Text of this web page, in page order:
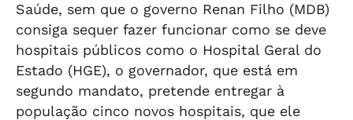
Saúde, sem que o governo Renan Filho (MDB)
consiga sequer fazer funcionar como se deve
hospitais públicos como o Hospital Geral do
Estado (HGE), o governador, que está em
segundo mandato, pretende entregar à
população cinco novos hospitais, que ele